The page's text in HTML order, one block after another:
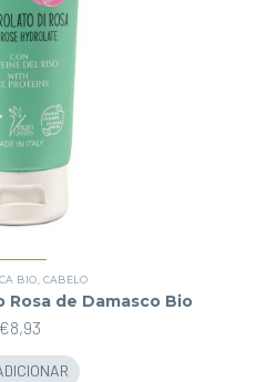
BIO, CABELO
Rosa de Damasco Bio
€8,93